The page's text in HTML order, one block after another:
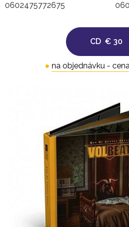
0602475772675
CD € 30
● na objednávku -